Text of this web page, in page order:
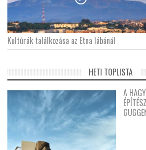
Kultúrák találkozása az Etna lábánál
HETI TOPLISTA
A